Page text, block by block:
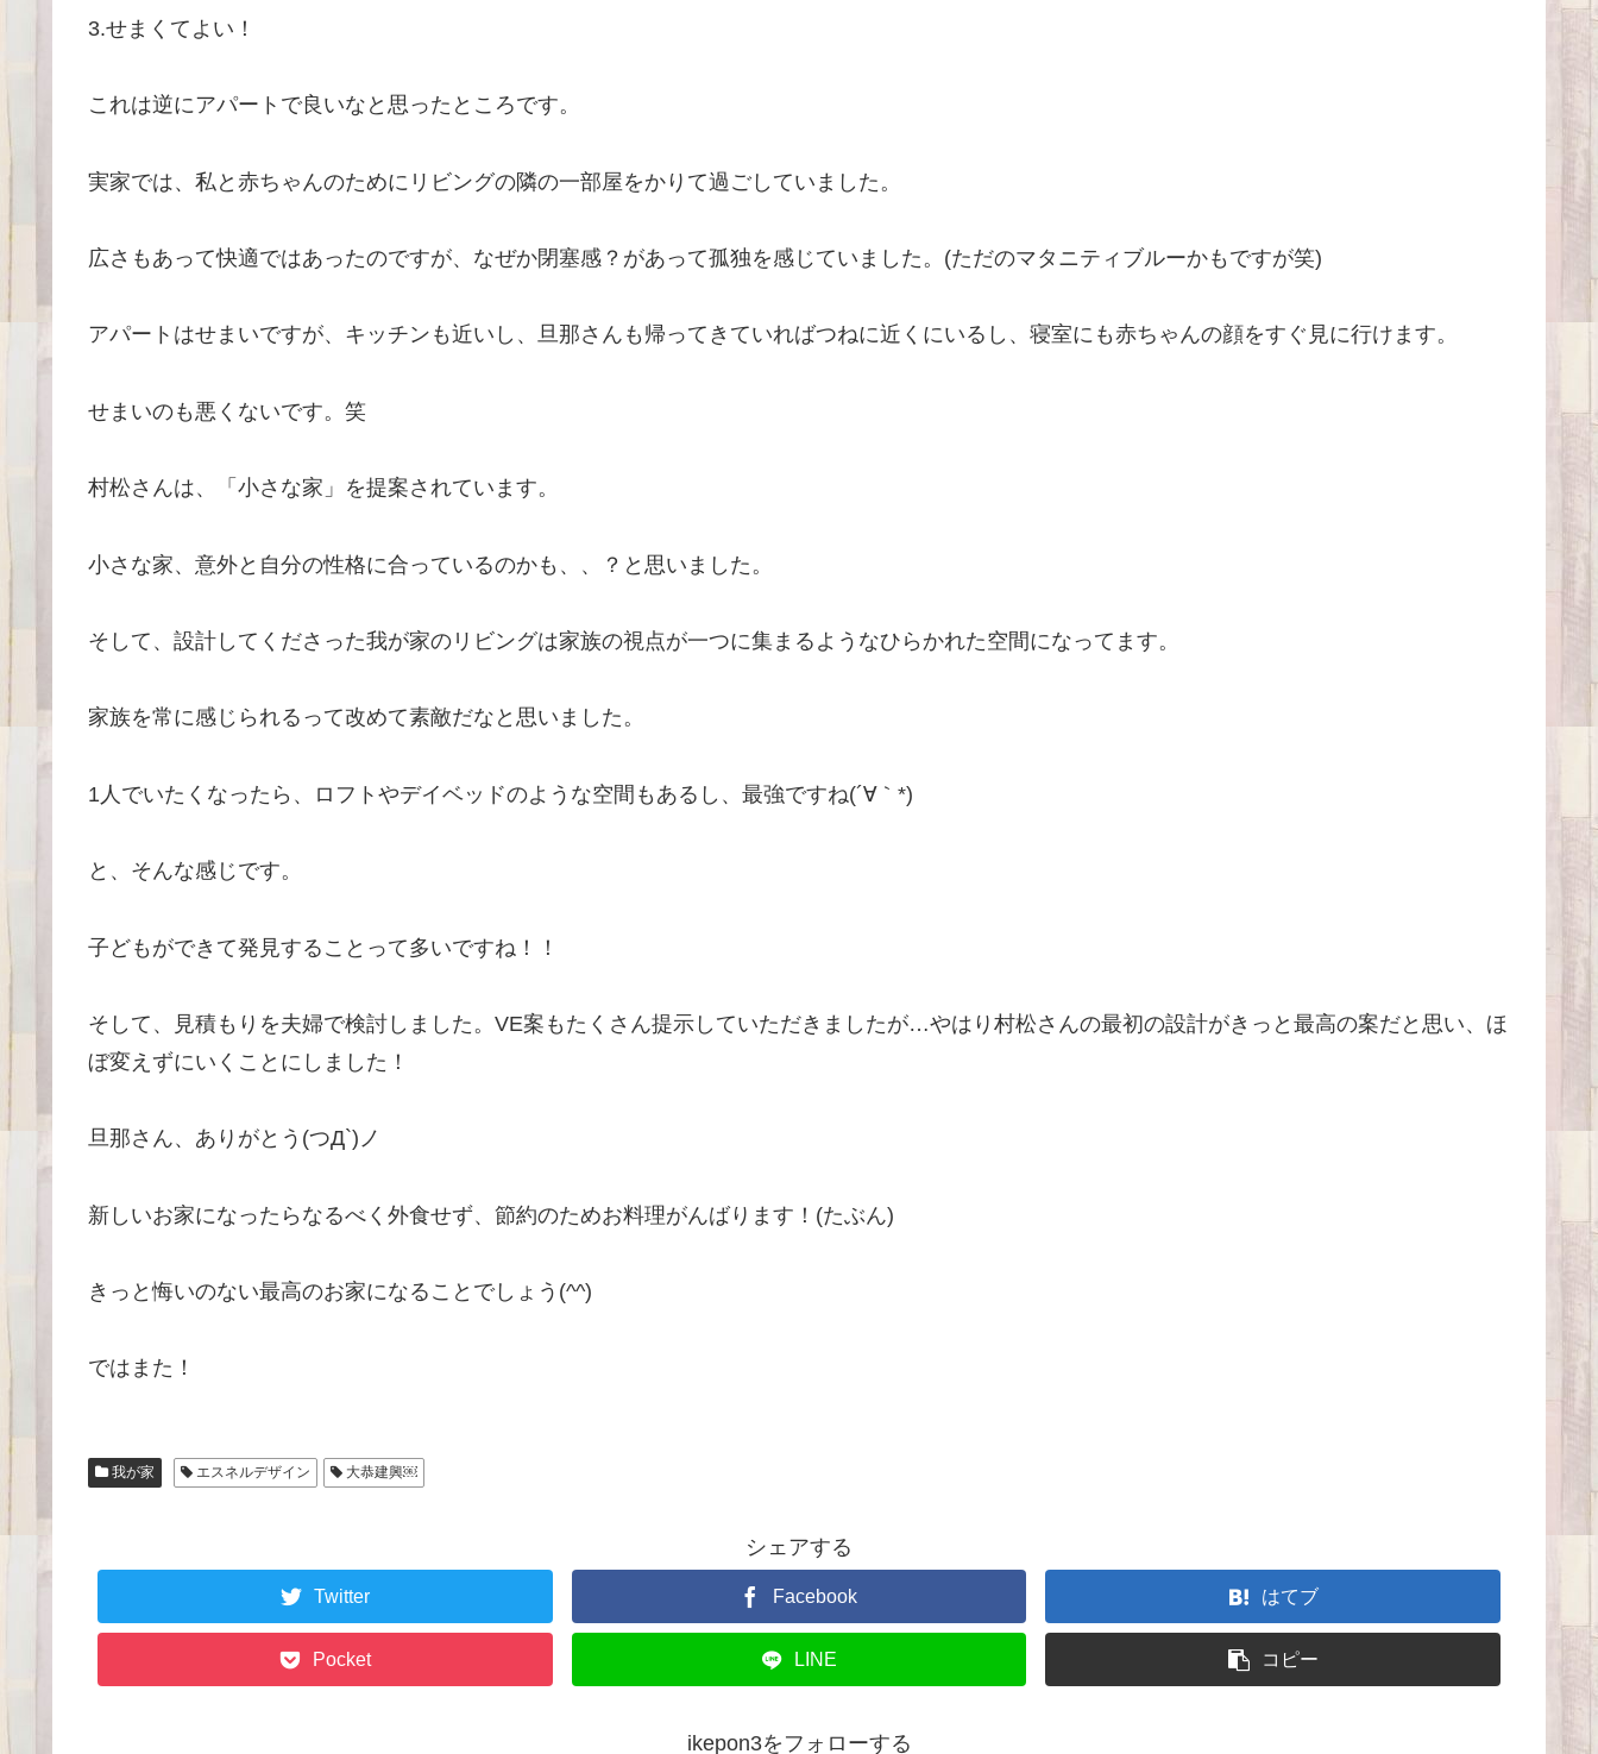
3.せまくてよい！
これは逆にアパートで良いなと思ったところです。
実家では、私と赤ちゃんのためにリビングの隣の一部屋をかりて過ごしていました。
広さもあって快適ではあったのですが、なぜか閉塞感？があって孤独を感じていました。(ただのマタニティブルーかもですが笑)
アパートはせまいですが、キッチンも近いし、旦那さんも帰ってきていればつねに近くにいるし、寝室にも赤ちゃんの顔をすぐ見に行けます。
せまいのも悪くないです。笑
村松さんは、「小さな家」を提案されています。
小さな家、意外と自分の性格に合っているのかも、、？と思いました。
そして、設計してくださった我が家のリビングは家族の視点が一つに集まるようなひらかれた空間になってます。
家族を常に感じられるって改めて素敵だなと思いました。
1人でいたくなったら、ロフトやデイベッドのような空間もあるし、最強ですね(´∀｀*)
と、そんな感じです。
子どもができて発見することって多いですね！！
そして、見積もりを夫婦で検討しました。VE案もたくさん提示していただきましたが…やはり村松さんの最初の設計がきっと最高の案だと思い、ほ
ぼ変えずにいくことにしました！
旦那さん、ありがとう(つД`)ノ
新しいお家になったらなるべく外食せず、節約のためお料理がんばります！(たぶん)
きっと悔いのない最高のお家になることでしょう(^^)
ではまた！
我が家 エスネルデザイン 大恭建興￼
シェアする
Twitter Facebook はてブ
Pocket LINE コピー
ikepon3をフォローする